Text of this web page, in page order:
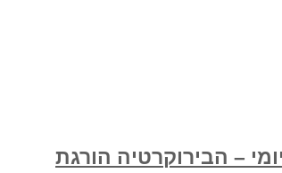
– הבירוקרטיה הורגת